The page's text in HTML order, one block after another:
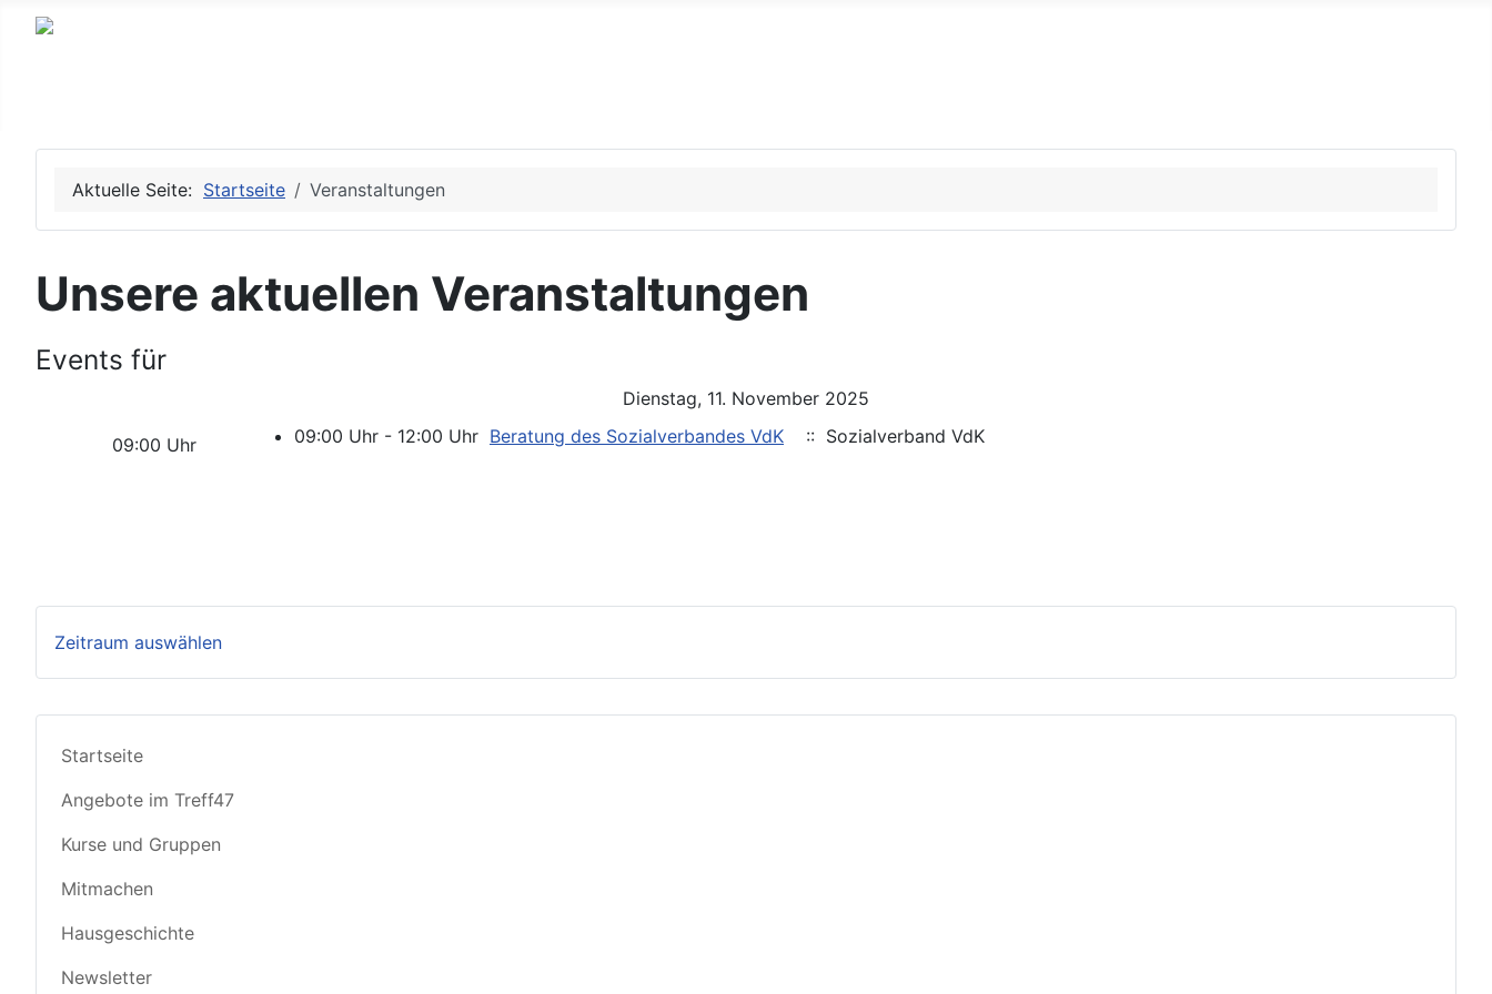
Startseite
Angebote im Treff47
Kurse und Gruppen
Mitmachen
Hausgeschichte
Newsletter
Aktuelle Seite: Startseite Veranstaltungen
Unsere aktuellen Veranstaltungen
Events für
Dienstag, 11. November 2025
09:00 Uhr 09:00 Uhr - 12:00 Uhr Beratung des Sozialverbandes VdK :: Sozialverband VdK
Zeitraum auswählen